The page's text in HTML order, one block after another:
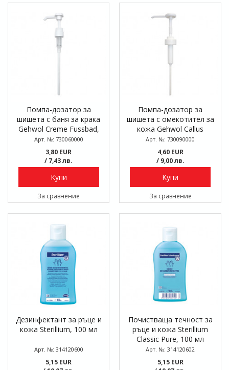
Помпа-дозатор за
шишета с баня за крака
Gehwol Creme Fussbad,
вместимост 1 л
Арт. №: 730060000
3,80 EUR
/ 7,43 лв.
Купи
За сравнение
Помпа-дозатор за
шишета с омекотител за
кожа Gehwol Callus
Softener, вместимост 2 л
Арт. №: 730090000
4,60 EUR
/ 9,00 лв.
Купи
За сравнение
Дезинфектант за ръце и
кожа Sterillium, 100 мл
Арт. №: 314120600
5,15 EUR
Почистваща течност за
ръце и кожа Sterillium
Classic Pure, 100 мл
Арт. №: 314120602
5,15 EUR